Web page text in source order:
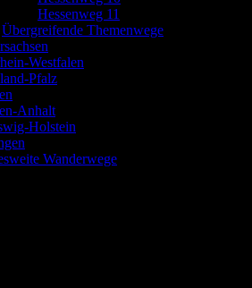
Hessenweg 11
Übergreifende Themenwege
Westfalen
Pfalz
Anhalt
Holstein
Wanderwege